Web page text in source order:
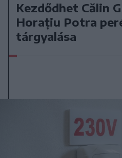
Kezdődhet Călin
Horațiu Potra
tárgyalása